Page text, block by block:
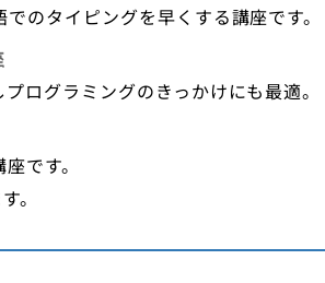
のタイピングを早くする講座です。
ログラミングのきっかけにも最適。
です。
。